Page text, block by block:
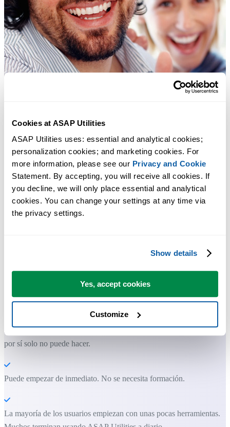
Cookies at ASAP Utilities
ASAP Utilities uses: essential and analytical cookies;
personalization cookies; and marketing cookies. For
more information, please see our Privacy and Cookie
Statement. By accepting, you will receive all cookies. If
you decline, we will only place essential and analytical
cookies. You can change your settings at any time via
the privacy settings.
Show details
Yes, accept cookies
Customize
Herramientas prácticas que muchos usuarios desearían tener en Excel.
Ahorra tiempo en Excel. Así de fácil.
ASAP Utilities te ayuda a ahorrar tiempo y a hacer cosas que Excel
por sí solo no puede hacer.
Puede empezar de inmediato. No se necesita formación.
La mayoría de los usuarios empiezan con unas pocas herramientas.